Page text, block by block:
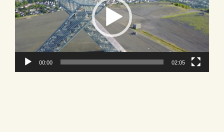
00:00 02:05